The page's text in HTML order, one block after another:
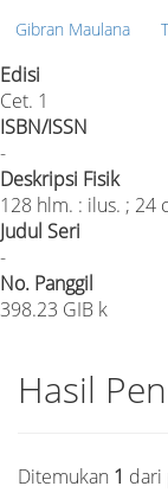
Gibran Maulana
Edisi
Cet. 1
ISBN/ISSN
-
Deskripsi Fisik
128 hlm. : ilus. ; 24
Judul Seri
-
No. Panggil
398.23 GIB k
Hasil
Ditemukan 1 dari